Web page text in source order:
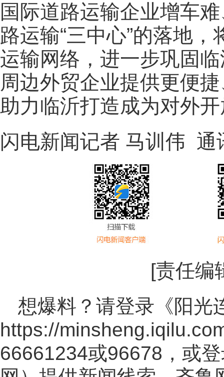
国际道路运输企业增车
路运输“三中心”的落地
运输网络，进一步巩固
周边外贸企业提供更便
助力临沂打造成为对外
闪电新闻记者 马训伟 通
[责任编
想爆料？请登录《阳光
https://
66661234或96678，或